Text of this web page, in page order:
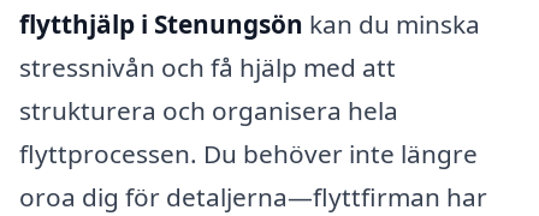
flytthjälp i Stenungsön kan du minska
stressnivån och få hjälp med att
strukturera och organisera hela
flyttprocessen. Du behöver inte längre
oroa dig för detaljerna—flyttfirman har